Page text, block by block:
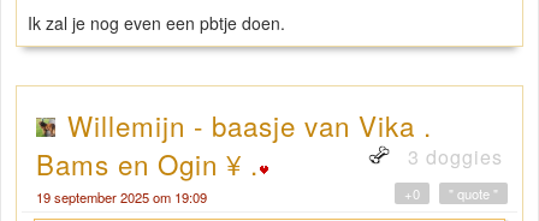
Ik zal je nog even een pbtje doen.
Willemijn - baasje van Vika .
Bams en Ogin ¥ .
3 doggies
19 september 2025 om 19:09 " quote "
+0